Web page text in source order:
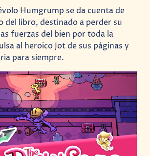
Humgrump se da cuenta de
del libro, destinado a perder su
fuerzas del bien por toda la
al heroico Jot de sus páginas y
para siempre.